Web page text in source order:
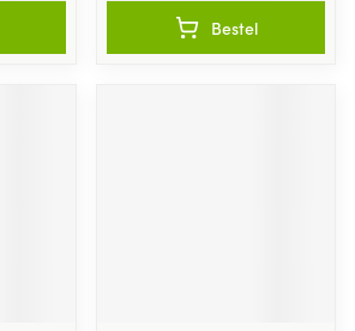
Bestel